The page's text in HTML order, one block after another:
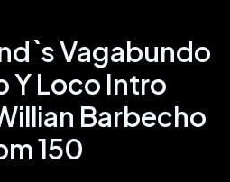
Vagabundo
Y Loco Intro
Barbecho
150